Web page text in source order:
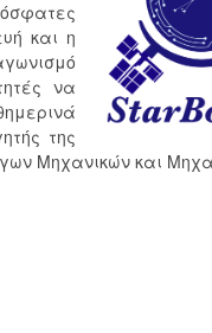
και η
να
της
Μηχανικών και